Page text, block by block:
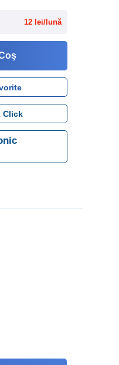
12 lei/lună
Click